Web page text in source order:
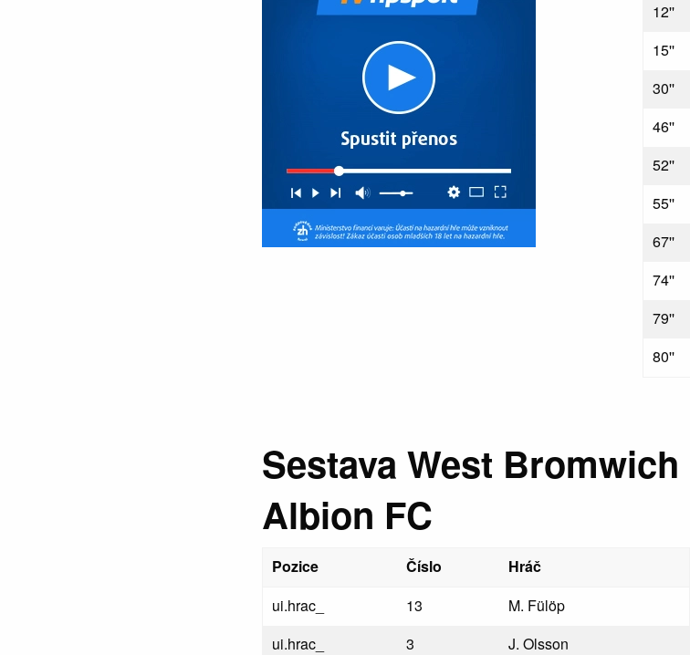
12''
15''
30''
46''
52''
55''
67''
74''
79''
80''
Sestava West Bromwich
Albion FC
Pozice Číslo
Hráč
ui.hrac_
13
M. Fülöp
ui.hrac_
3
J. Olsson